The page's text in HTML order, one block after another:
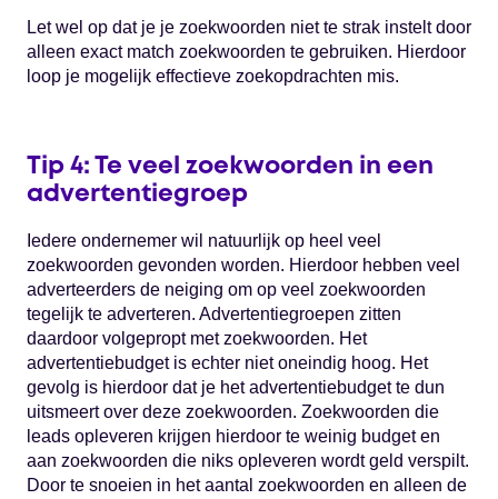
Let wel op dat je je zoekwoorden niet te strak instelt door
alleen exact match zoekwoorden te gebruiken. Hierdoor
loop je mogelijk effectieve zoekopdrachten mis.
Tip 4: Te veel zoekwoorden in een
advertentiegroep
Iedere ondernemer wil natuurlijk op heel veel
zoekwoorden gevonden worden. Hierdoor hebben veel
adverteerders de neiging om op veel zoekwoorden
tegelijk te adverteren. Advertentiegroepen zitten
daardoor volgepropt met zoekwoorden. Het
advertentiebudget is echter niet oneindig hoog. Het
gevolg is hierdoor dat je het advertentiebudget te dun
uitsmeert over deze zoekwoorden. Zoekwoorden die
leads opleveren krijgen hierdoor te weinig budget en
aan zoekwoorden die niks opleveren wordt geld verspilt.
Door te snoeien in het aantal zoekwoorden en alleen de